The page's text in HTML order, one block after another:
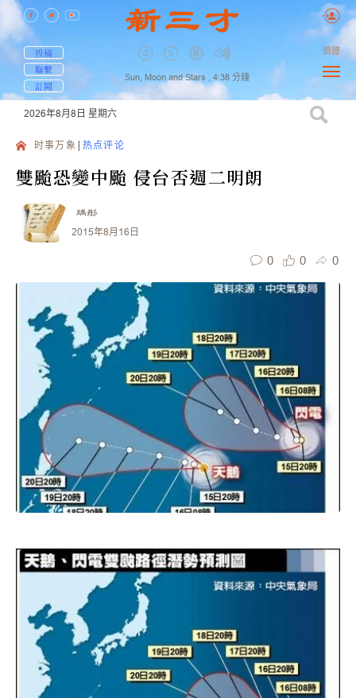
投稿
聯繫
訂閱
Sun, Moon and Stars , 4:38 分鐘
簡體
2026年8月8日 星期六
时事万象 热点评论
雙颱恐變中颱 侵台否週二明朗
瑀彤
2015年8月16日
0 0 0